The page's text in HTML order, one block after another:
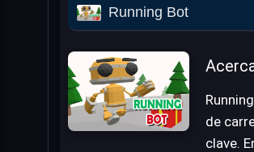
Running Bot
de
clave.